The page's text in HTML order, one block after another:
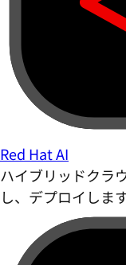
Red Hat AI
ハイブリッドクラ
し、デプロイします